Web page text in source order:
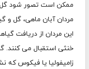
ممکن است تصور شود گل
مردان آبان ماهی، گل و
این مردان از دریافت
خنثی استقبال می کنند.
زامیفولیا یا فیکوس که